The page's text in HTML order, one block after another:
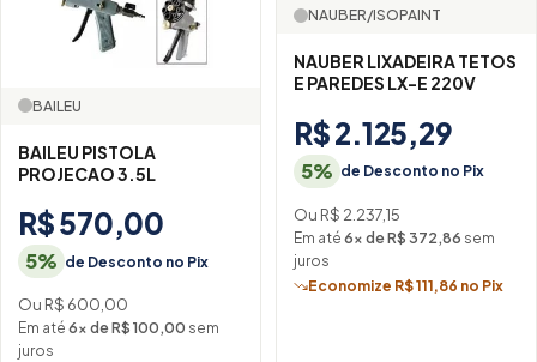
BAILEU
BAILEU PISTOLA
PROJECAO 3.5L
R$ 570,00
5% de Desconto no Pix
Ou R$ 600,00
Em até 6× de R$ 100,00 sem
juros
NAUBER/ISOPAINT
NAUBER LIXADEIRA TETOS
E PAREDES LX-E 220V
R$ 2.125,29
5% de Desconto no Pix
Ou R$ 2.237,15
Em até 6× de R$ 372,86 sem
juros
Economize R$ 111,86 no Pix